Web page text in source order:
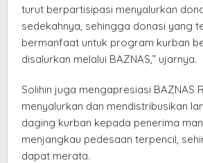
turut berpartisipasi menyalurkan
sedekahnya, sehingga donasi yang
bermanfaat untuk program kurban
disalurkan melalui BAZNAS,” ujarnya.
Solihin juga mengapresiasi BAZNAS
menyalurkan dan mendistribusikan
daging kurban kepada penerima
menjangkau pedesaan terpencil,
dapat merata.